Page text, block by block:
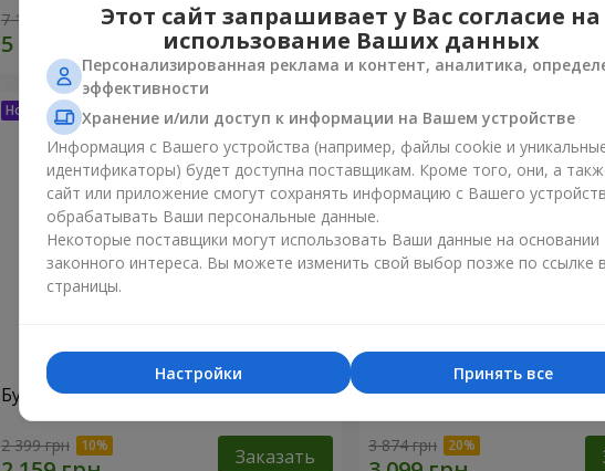
7 145 грн Заказать 4 284 грн
Букет "Персеида"
2 399 грн Заказать
15 желтых пионовидных
3 874 грн
Этот сайт запрашивает у Вас согласие на
использование Ваших данных
Персонализированная реклама и контент, аналитика,
эффективности
Хранение и/или доступ к информации на Вашем устройстве
Информация с Вашего устройства (например, файлы cookie и
идентификаторы) будет доступна поставщикам. Кроме того, они, а
сайт или приложение смогут сохранять информацию с Вашего
обрабатывать Ваши персональные данные.
Некоторые поставщики могут использовать Ваши данные на основании
законного интереса. Вы можете изменить свой выбор позже по ссылке
страницы.
Принять все
Настройки